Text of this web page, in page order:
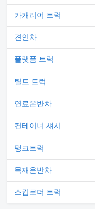
카캐리어 트럭
견인차
플랫폼 트럭
틸트 트럭
연료운반차
컨테이너 섀시
탱크트럭
목재운반차
스킵로더 트럭